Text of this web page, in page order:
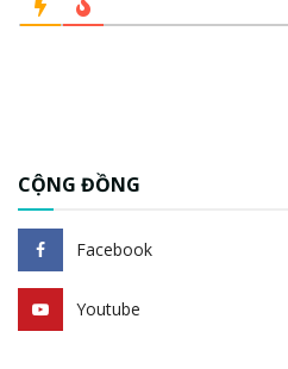
CỘNG ĐỒNG
Facebook
Youtube